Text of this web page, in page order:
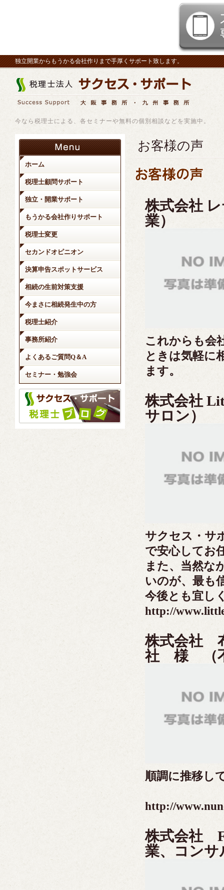
独立開業からもうかる会社作りまで手厚くサポート致します。
今なら税理士による、各セミナーや無料の個別相談などを実施中。
お客様の声
株式会社
業）
これからも会
ときは気軽に
ます。
株式会社
サロン）
サクセス・サ
で安心してお
また、当然な
いのが、最も
今後とも宜し
http://
株式会社
社 様 （
順調に推移し
http://
株式会社
業、コンサ
ホーム
税理士顧問サポート
独立・開業サポート
もうかる会社作りサポート
税理士変更
セカンドオピニオン
決算申告スポットサービス
相続の生前対策支援
今まさに相続発生中の方
税理士紹介
事務所紹介
よくあるご質問Q＆A
セミナー・勉強会